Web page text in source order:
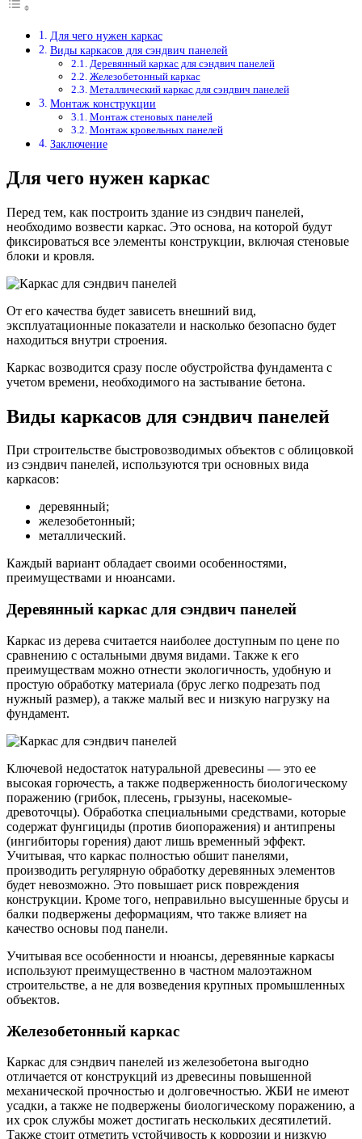
Для чего нужен каркас
Виды каркасов для сэндвич панелей
Деревянный каркас для сэндвич панелей
Железобетонный каркас
Металлический каркас для сэндвич панелей
Монтаж конструкции
Монтаж стеновых панелей
Монтаж кровельных панелей
Заключение
Для чего нужен каркас
Перед тем, как построить здание из сэндвич панелей,
необходимо возвести каркас. Это основа, на которой будут
фиксироваться все элементы конструкции, включая стеновые
блоки и кровля.
От его качества будет зависеть внешний вид,
эксплуатационные показатели и насколько безопасно будет
находиться внутри строения.
Каркас возводится сразу после обустройства фундамента с
учетом времени, необходимого на застывание бетона.
Виды каркасов для сэндвич панелей
При строительстве быстровозводимых объектов с облицовкой
из сэндвич панелей, используются три основных вида
каркасов:
деревянный;
железобетонный;
металлический.
Каждый вариант обладает своими особенностями,
преимуществами и нюансами.
Деревянный каркас для сэндвич панелей
Каркас из дерева считается наиболее доступным по цене по
сравнению с остальными двумя видами. Также к его
преимуществам можно отнести экологичность, удобную и
простую обработку материала (брус легко подрезать под
нужный размер), а также малый вес и низкую нагрузку на
фундамент.
Ключевой недостаток натуральной древесины — это ее
высокая горючесть, а также подверженность биологическому
поражению (грибок, плесень, грызуны, насекомые-
древоточцы). Обработка специальными средствами, которые
содержат фунгициды (против биопоражения) и антипрены
(ингибиторы горения) дают лишь временный эффект.
Учитывая, что каркас полностью обшит панелями,
производить регулярную обработку деревянных элементов
будет невозможно. Это повышает риск повреждения
конструкции. Кроме того, неправильно высушенные брусы и
балки подвержены деформациям, что также влияет на
качество основы под панели.
Учитывая все особенности и нюансы, деревянные каркасы
используют преимущественно в частном малоэтажном
строительстве, а не для возведения крупных промышленных
объектов.
Железобетонный каркас
Каркас для сэндвич панелей из железобетона выгодно
отличается от конструкций из древесины повышенной
механической прочностью и долговечностью. ЖБИ не имеют
усадки, а также не подвержены биологическому поражению, а
их срок службы может достигать нескольких десятилетий.
Также стоит отметить устойчивость к коррозии и низкую